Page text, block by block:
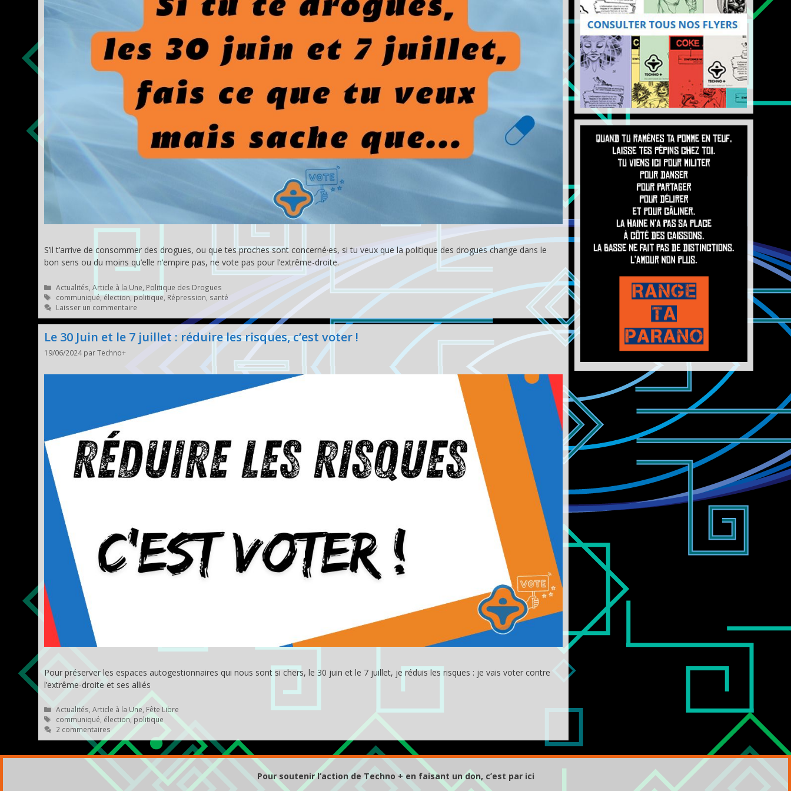
S’il t’arrive de consommer des drogues, ou que tes proches sont concerné·es, si tu veux que la politique des drogues change dans le
bon sens ou du moins qu’elle n’empire pas, ne vote pas pour l’extrême-droite.
Catégories
Actualités Article à la Une Politique des Drogues
Étiquettes
communiqué,élection,politique, Répression santé
Laisser un commentaire
Le 30 Juin et le 7 juillet : réduire les risques, c’est voter !
19/06/2024 parTechno+
Pour préserver les espaces autogestionnaires qui nous sont si chers, le 30 juin et le 7 juillet, je réduis les risques : je vais voter contre
l’extrême-droite et ses alliés
Catégories
Actualités, Article à la Une, Fête Libre
Étiquettes
communiqué, élection, politique
2 commentaires
Pour soutenir l’action de Techno + en faisant un don, c’est par ici